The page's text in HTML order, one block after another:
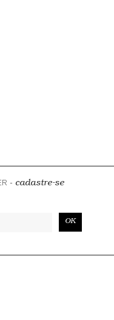
- cadastre-se
OK